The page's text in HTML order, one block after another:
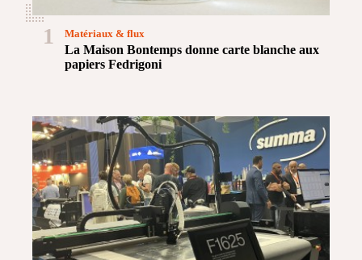
1
La Maison Bontemps donne carte blanche aux
papiers Fedrigoni
Matériaux & flux